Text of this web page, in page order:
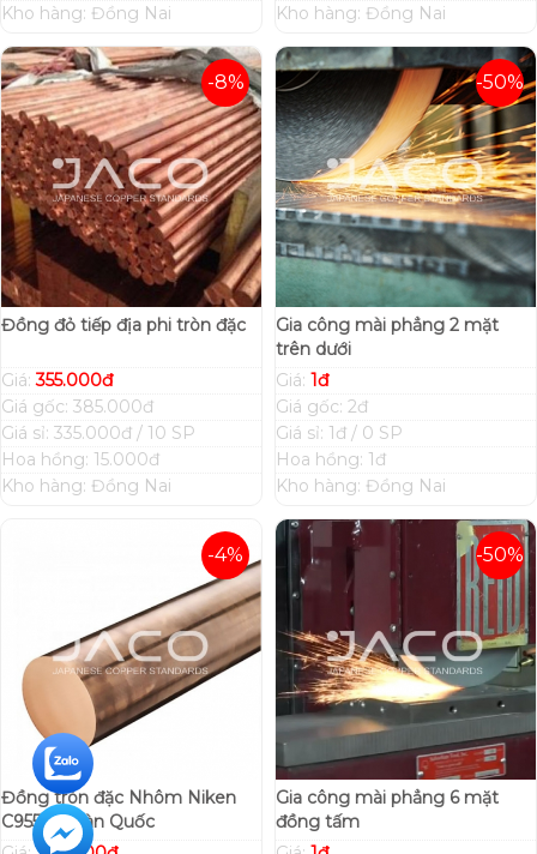
Kho hàng: Đồng Nai
Kho hàng: Đồng Nai
-8%
Đồng đỏ tiếp địa phi tròn đặc
Giá:355.000đ
Giá gốc: 385.000đ
Giá sỉ: 335.000đ / 10 SP
Hoa hồng: 15.000đ
Kho hàng: Đồng Nai
-50%
Gia công mài phẳng 2 mặt
trên dưới
Giá: 1đ
Giá gốc: 2đ
Giá sỉ: 1đ / 0 SP
Hoa hồng: 1đ
Kho hàng: Đồng Nai
-4%
Đồng tròn đặc Nhôm Niken
C95500 Hàn Quốc
-50%
Gia công mài phẳng 6 mặt
đồng tấm